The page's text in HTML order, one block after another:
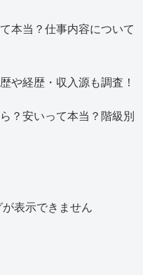
本当？仕事内容について
や経歴・収入源も調査！
？安いって本当？階級別
表示できません